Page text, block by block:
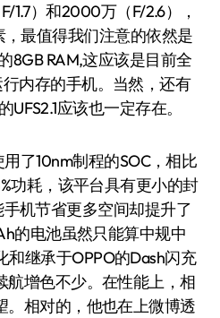
1.7）和2000万（F/2.6），
最值得我们注意的依然是
8GB RAM,这应该是目前全
内存的手机。当然，还有
应该也一定存在。
了10nm制程的SOC，相比
功耗，该平台具有更小的封
机节省更多空间却提升了
的电池虽然只能算中规中
和继承于OPPO的Dash闪充
航增色不少。在性能上，相
。相对的，他也在上微博透